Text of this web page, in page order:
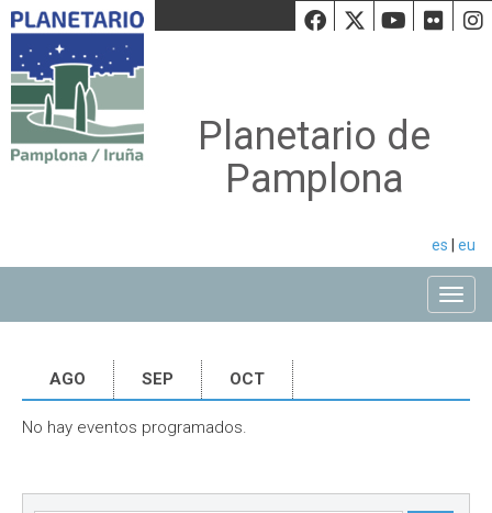
Facebook
Twiiter
Planetario de
Pamplona
es eu
AGO SEP OCT
No hay eventos programados.